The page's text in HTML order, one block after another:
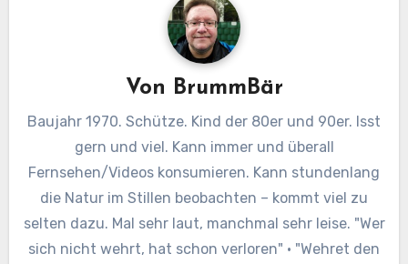
Von BrummBär
Baujahr 1970. Schütze. Kind der 80er und 90er. Isst
gern und viel. Kann immer und überall
Fernsehen/Videos konsumieren. Kann stundenlang
die Natur im Stillen beobachten – kommt viel zu
selten dazu. Mal sehr laut, manchmal sehr leise. "Wer
sich nicht wehrt, hat schon verloren" · "Wehret den